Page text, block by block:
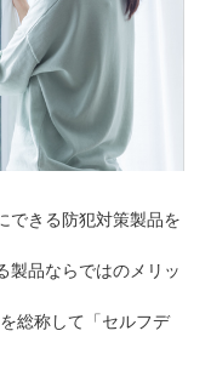
できる防犯対策製品を
製品ならではのメリッ
総称して「セルフデ